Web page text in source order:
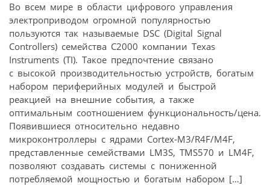
Во всем мире в области цифрового управления
электроприводом огромной популярностью
пользуются так называемые DSC (Digital Signal
Controllers) семейства С2000 компании Texas
Instruments (TI). Такое предпочтение связано
с высокой производительностью устройств, богатым
набором периферийных модулей и быстрой
реакцией на внешние события, а также
оптимальным соотношением функциональность/цена.
Появившиеся относительно недавно
микроконтроллеры с ядрами Cortex-M3/R4F/M4F,
представленные семействами LM3S, TMS570 и LM4F,
позволяют создавать системы с пониженной
потребляемой мощностью и богатым набором […]